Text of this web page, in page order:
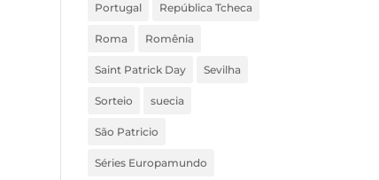
Portugal República Tcheca
Roma Romênia
Saint Patrick Day Sevilha
Sorteio suecia
São Patricio
Séries Europamundo